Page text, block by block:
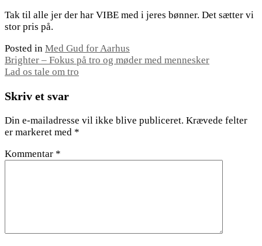
Tak til alle jer der har VIBE med i jeres bønner. Det sætter vi
stor pris på.
Posted in Med Gud for Aarhus
Indlægsnavigation
Brighter – Fokus på tro og møder med mennesker
Lad os tale om tro
Skriv et svar
Din e-mailadresse vil ikke blive publiceret. Krævede felter
er markeret med *
Kommentar *